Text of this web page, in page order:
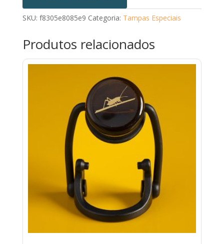
SKU: f8305e8085e9 Categoria: Tampas Especiais
Produtos relacionados